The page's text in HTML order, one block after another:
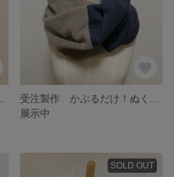
展示中
SOLD OUT